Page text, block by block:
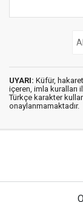
UYARI: Küfür,
içeren, imla kuralları
Türkçe karakter
onaylanmamaktadır.